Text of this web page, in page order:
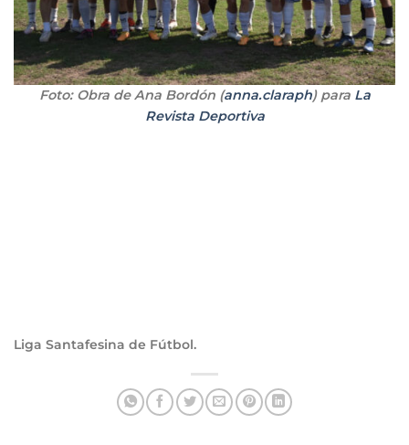
Foto: Obra de Ana Bordón (anna.claraph) para La
Revista Deportiva
Liga Santafesina de Fútbol.